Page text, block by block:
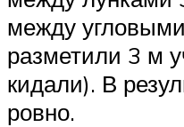
между
разметили 3 м
кидали). В
ровно.